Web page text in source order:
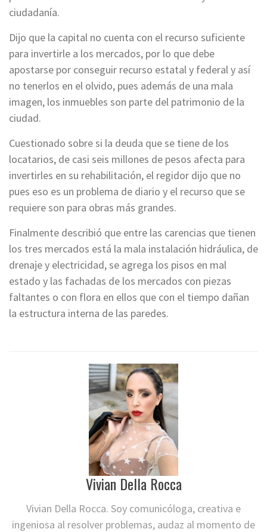
ciudadanía.
Dijo que la capital no cuenta con el recurso suficiente
para invertirle a los mercados, por lo que debe
apostarse por conseguir recurso estatal y federal y así
no tenerlos en el olvido, pues además de una mala
imagen, los inmuebles son parte del patrimonio de la
ciudad.
Cuestionado sobre si la deuda que se tiene de los
locatarios, de casi seis millones de pesos afecta para
invertirles en su rehabilitación, el regidor dijo que no
pues eso es un problema de diario y el recurso que se
requiere son para obras más grandes.
Finalmente describió que entre las carencias que tienen
los tres mercados está la mala instalación hidráulica, de
drenaje y electricidad, se agrega los pisos en mal
estado y las fachadas de los mercados con piezas
faltantes o con flora en ellos que con el tiempo dañan
la estructura interna de las paredes.
Vivian Della Rocca
Vivian Della Rocca. Soy comunicóloga, creativa e
ingeniosa al resolver problemas, audaz al momento de